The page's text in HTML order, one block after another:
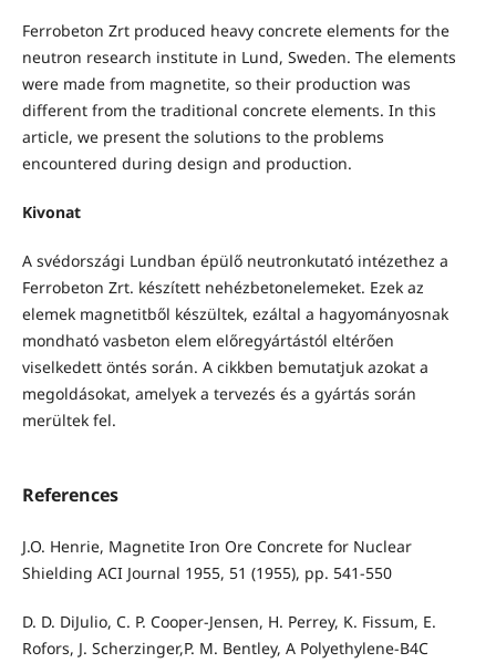
Ferrobeton Zrt produced heavy concrete elements for the
neutron research institute in Lund, Sweden. The elements
were made from magnetite, so their production was
different from the traditional concrete elements. In this
article, we present the solutions to the problems
encountered during design and production.
Kivonat
A svédországi Lundban épülő neutronkutató intézethez a
Ferrobeton Zrt. készített nehézbetonelemeket. Ezek az
elemek magnetitből készültek, ezáltal a hagyományosnak
mondható vasbeton elem előregyártástól eltérően
viselkedett öntés során. A cikkben bemutatjuk azokat a
megoldásokat, amelyek a tervezés és a gyártás során
merültek fel.
References
J.O. Henrie, Magnetite Iron Ore Concrete for Nuclear
Shielding ACI Journal 1955, 51 (1955), pp. 541-550
D. D. DiJulio, C. P. Cooper-Jensen, H. Perrey, K. Fissum, E.
Rofors, J. Scherzinger,P. M. Bentley, A Polyethylene-B4C